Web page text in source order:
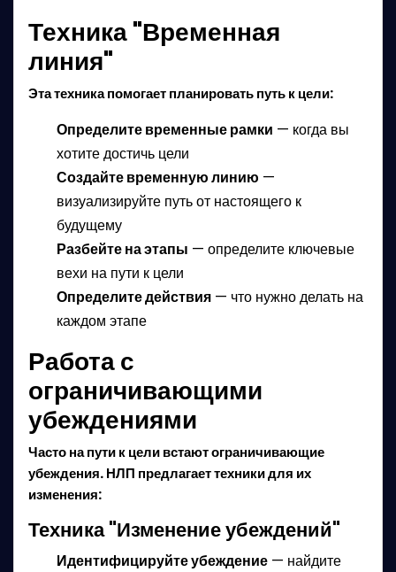
Техника "Временная
линия"
Эта техника помогает планировать путь к цели:
Определите временные рамки — когда вы
хотите достичь цели
Создайте временную линию —
визуализируйте путь от настоящего к
будущему
Разбейте на этапы — определите ключевые
вехи на пути к цели
Определите действия — что нужно делать на
каждом этапе
Работа с
ограничивающими
убеждениями
Часто на пути к цели встают ограничивающие
убеждения. НЛП предлагает техники для их
изменения:
Техника "Изменение убеждений"
Идентифицируйте убеждение — найдите